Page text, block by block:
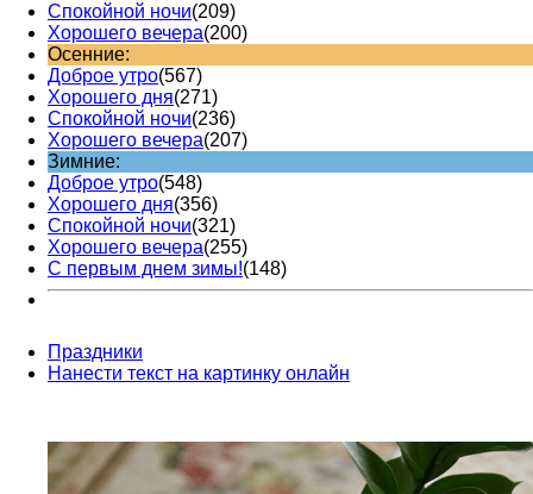
Спокойной ночи(209)
Хорошего вечера(200)
Осенние:
Доброе утро(567)
Хорошего дня(271)
Спокойной ночи(236)
Хорошего вечера(207)
Зимние:
Доброе утро(548)
Хорошего дня(356)
Спокойной ночи(321)
Хорошего вечера(255)
С первым днем зимы!(148)
Праздники
Нанести текст на картинку онлайн